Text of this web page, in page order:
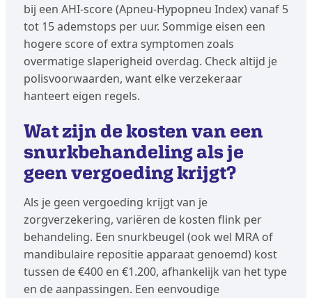
bij een AHI-score (Apneu-Hypopneu Index) vanaf 5
tot 15 ademstops per uur. Sommige eisen een
hogere score of extra symptomen zoals
overmatige slaperigheid overdag. Check altijd je
polisvoorwaarden, want elke verzekeraar
hanteert eigen regels.
Wat zijn de kosten van een
snurkbehandeling als je
geen vergoeding krijgt?
Als je geen vergoeding krijgt van je
zorgverzekering, variëren de kosten flink per
behandeling. Een snurkbeugel (ook wel MRA of
mandibulaire repositie apparaat genoemd) kost
tussen de €400 en €1.200, afhankelijk van het type
en de aanpassingen. Een eenvoudige